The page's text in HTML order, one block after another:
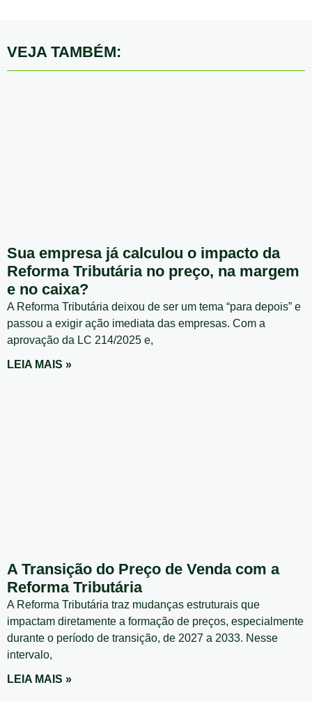
VEJA TAMBÉM:
Sua empresa já calculou o impacto da
Reforma Tributária no preço, na margem
e no caixa?
A Reforma Tributária deixou de ser um tema “para depois” e
passou a exigir ação imediata das empresas. Com a
aprovação da LC 214/2025 e,
LEIA MAIS »
A Transição do Preço de Venda com a
Reforma Tributária
A Reforma Tributária traz mudanças estruturais que
impactam diretamente a formação de preços, especialmente
durante o período de transição, de 2027 a 2033. Nesse
intervalo,
LEIA MAIS »